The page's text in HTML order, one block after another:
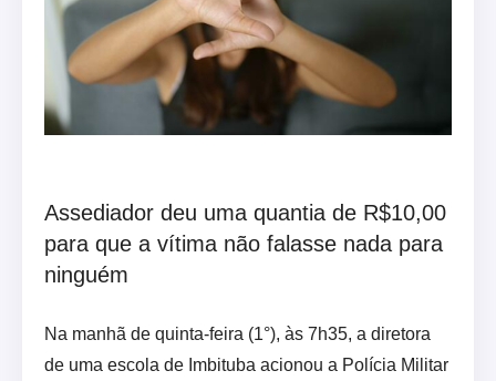
Assediador deu uma quantia de R$10,00
para que a vítima não falasse nada para
ninguém
Na manhã de quinta-feira (1°), às 7h35, a diretora
de uma escola de Imbituba acionou a Polícia Militar